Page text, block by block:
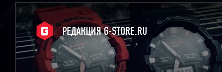
РЕДАКЦИЯ G-STORE.RU